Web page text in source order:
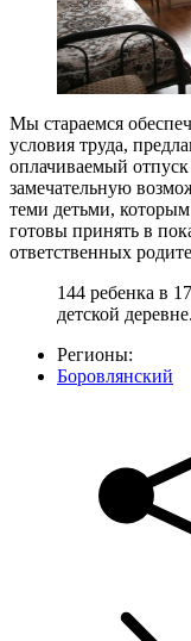
Мы стараемся
условия труда,
оплачиваемый
замечательную
теми детьми,
готовы принять в
ответственных
144 ребенка в
детской деревне.
Регионы:
Боровлянский